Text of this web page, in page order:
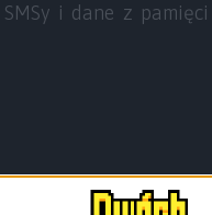
SMSy i dane z